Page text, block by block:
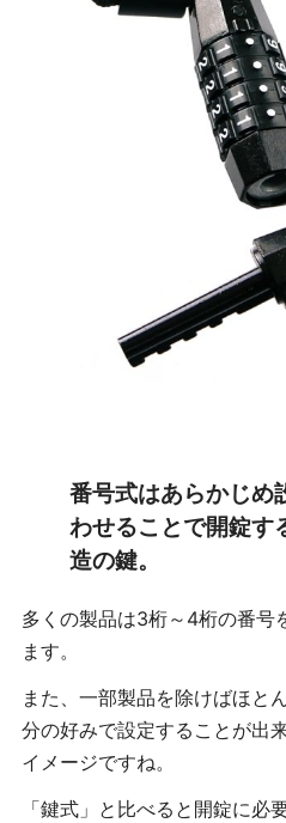
番号式はあらかじめ
わせることで開錠す
造の鍵。
多くの製品は3桁～4桁の番号
ます。
また、一部製品を除けばほと
分の好みで設定することが出
イメージですね。
「鍵式」と比べると開錠に必